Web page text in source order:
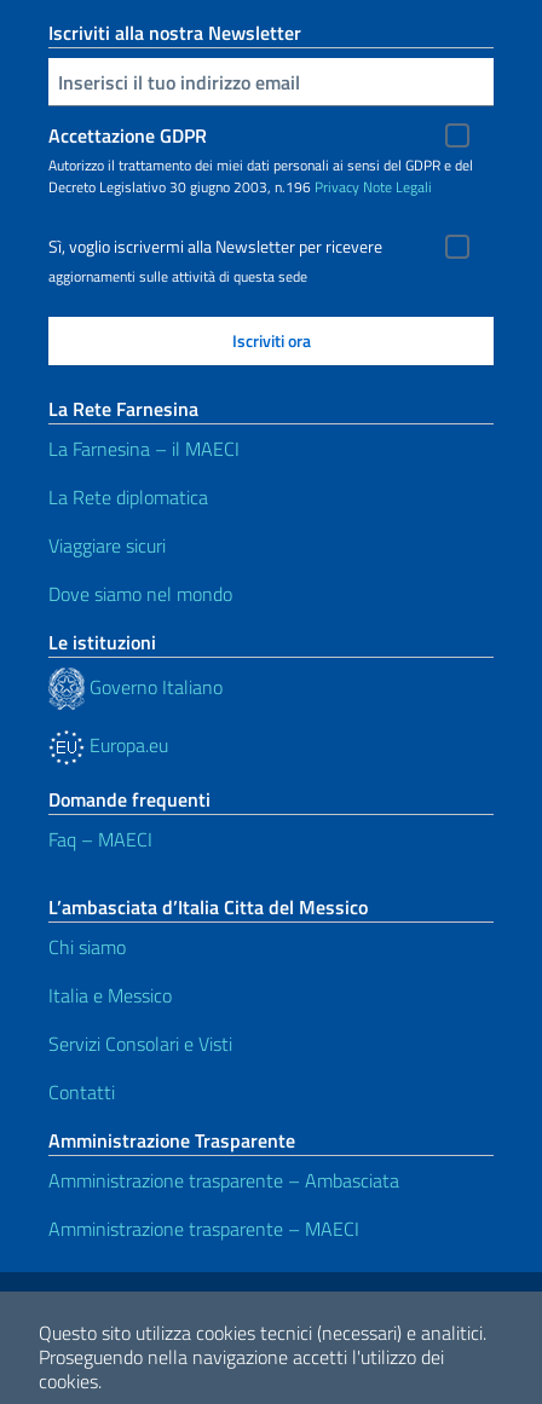
Questo sito utilizza cookies tecnici (necessari) e analitici.
Proseguendo nella navigazione accetti l'utilizzo dei
cookies.
Iscriviti alla nostra Newsletter
Inserisci la tua email
Accettazione GDPR
Autorizzo il trattamento dei miei dati personali ai sensi del GDPR e del
Decreto Legislativo 30 giugno 2003, n.196 Privacy Note Legali
Sì, voglio iscrivermi alla Newsletter per ricevere
aggiornamenti sulle attività di questa sede
La Rete Farnesina
La Farnesina – il MAECI
La Rete diplomatica
Viaggiare sicuri
Dove siamo nel mondo
Le istituzioni
Governo Italiano
Europa.eu
Domande frequenti
Faq – MAECI
L’ambasciata d’Italia Citta del Messico
Chi siamo
Italia e Messico
Servizi Consolari e Visti
Contatti
Amministrazione Trasparente
Amministrazione trasparente – Ambasciata
Amministrazione trasparente – MAECI
Link Utili